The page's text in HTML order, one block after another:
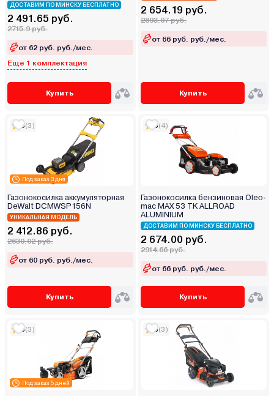
ДОСТАВИМ ПО МИНСКУ БЕСПЛАТНО
2 491.65 руб.
2715.9 руб.
от 62 руб. руб./мес.
Еще 1 комплектация
Купить
2 654.19 руб.
2893.07 руб.
от 66 руб. руб./мес.
Купить
Под заказ 3 дня
5(3)
Газонокосилка аккумуляторная
DeWalt DCMWSP156N
УНИКАЛЬНАЯ МОДЕЛЬ
2 412.86 руб.
2630.02 руб.
от 60 руб. руб./мес.
Купить
5(4)
Газонокосилка бензиновая Oleo-
mac MAX 53 TK ALLROAD
ALUMINIUM
ДОСТАВИМ ПО МИНСКУ БЕСПЛАТНО
2 674.00 руб.
2914.66 руб.
от 66 руб. руб./мес.
Купить
Под заказ 5 дней
5(3) 5(3)